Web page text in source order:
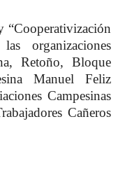
“Cooperativización
organizaciones
Retoño, Bloque
Manuel Feliz
Campesinas
Cañeros